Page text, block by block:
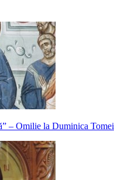
– Omilie la Duminica Tomei